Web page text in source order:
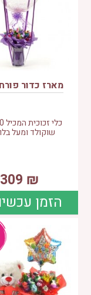
מארז כדור
שוקולד ומעל
₪
309
הזמן